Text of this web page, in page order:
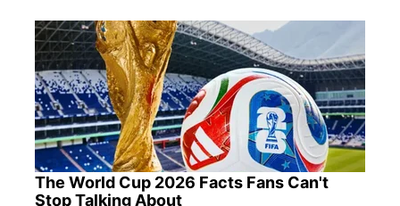
The World Cup 2026 Facts Fans Can't
Stop Talking About